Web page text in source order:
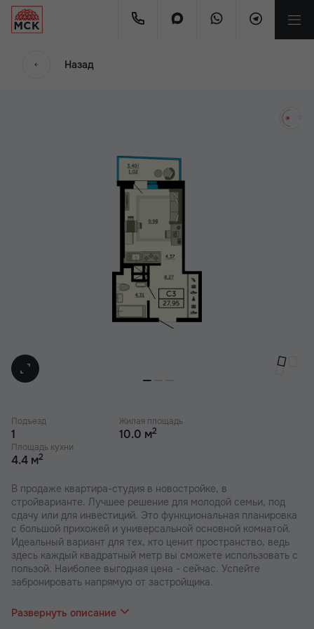
Назад
Подъезд
1
Жилая площадь
10.0 м2
Площадь кухни
4.4 м2
В продаже квартира-студия в новостройке, в
стройварианте. Лучшее решение для молодой семьи, под
сдачу или для инвестиций. Это функциональная планировка
с большой прихожей и универсальной основной комнатой.
Идеальный вариант для тех, кто ценит пространство, ведь
здесь каждый квадратный метр вы сможете использовать с
пользой. Наиболее выгодная цена - сейчас. Успейте
забронировать напрямую от застройщика.
отделе продаж вас проконсультируют по актуальным
предложениям.
Развернуть описание